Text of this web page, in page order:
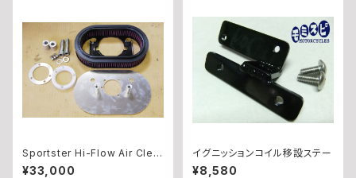
Sportster Hi-Flow Air Clea
ner Kit For CV Carburetor
¥33,000
イグニッションコイル移設ステー
¥8,580